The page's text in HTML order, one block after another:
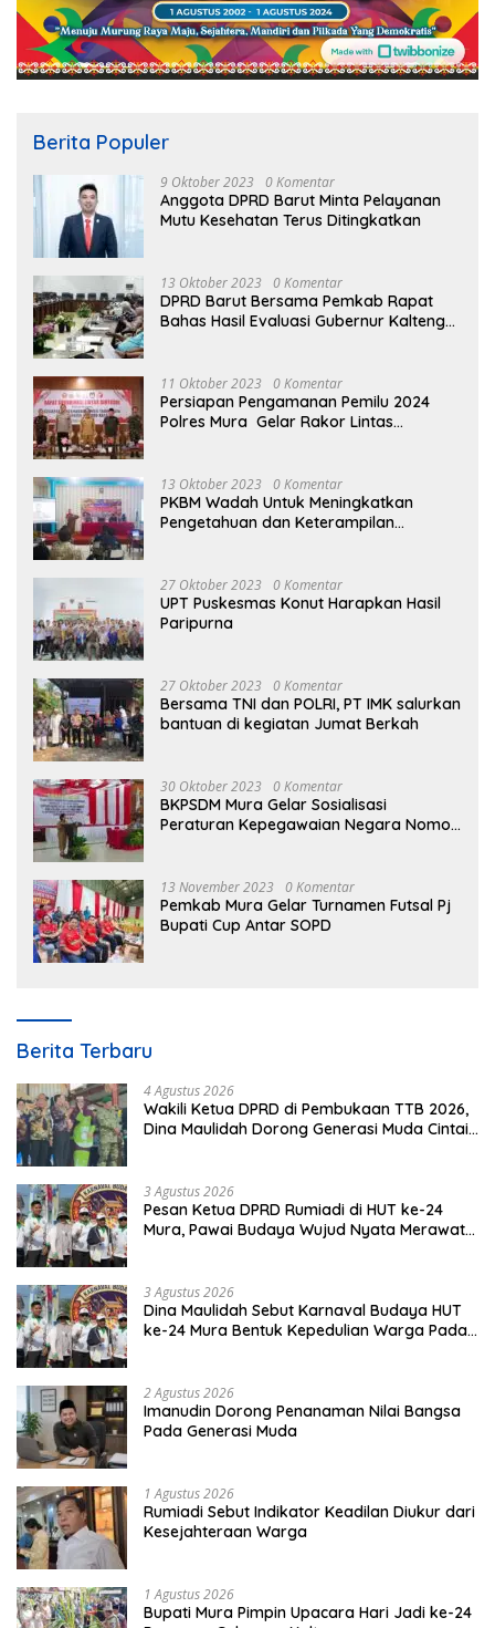
Berita Populer
9 Oktober 2023 0 Komentar
Anggota DPRD Barut Minta Pelayanan
Mutu Kesehatan Terus Ditingkatkan
13 Oktober 2023 0 Komentar
DPRD Barut Bersama Pemkab Rapat
Bahas Hasil Evaluasi Gubernur Kalteng
11 Oktober 2023 0 Komentar
Persiapan Pengamanan Pemilu 2024
Polres Mura Gelar Rakor Lintas
13 Oktober 2023 0 Komentar
PKBM Wadah Untuk Meningkatkan
Pengetahuan dan Keterampilan
27 Oktober 2023 0 Komentar
UPT Puskesmas Konut Harapkan Hasil
Paripurna
27 Oktober 2023 0 Komentar
Bersama TNI dan POLRI, PT IMK salurkan
bantuan di kegiatan Jumat Berkah
30 Oktober 2023 0 Komentar
BKPSDM Mura Gelar Sosialisasi
Peraturan Kepegawaian Negara Nomor
13 November 2023 0 Komentar
Pemkab Mura Gelar Turnamen Futsal Pj
Bupati Cup Antar SOPD
Berita Terbaru
4 Agustus 2026
Wakili Ketua DPRD di Pembukaan TTB 2026,
Dina Maulidah Dorong Generasi Muda Cintai
3 Agustus 2026
Pesan Ketua DPRD Rumiadi di HUT ke-24
Mura, Pawai Budaya Wujud Nyata Merawat
3 Agustus 2026
Dina Maulidah Sebut Karnaval Budaya HUT
ke-24 Mura Bentuk Kepedulian Warga Pada
2 Agustus 2026
Imanudin Dorong Penanaman Nilai Bangsa
Pada Generasi Muda
1 Agustus 2026
Rumiadi Sebut Indikator Keadilan Diukur dari
Kesejahteraan Warga
1 Agustus 2026
Bupati Mura Pimpin Upacara Hari Jadi ke-24